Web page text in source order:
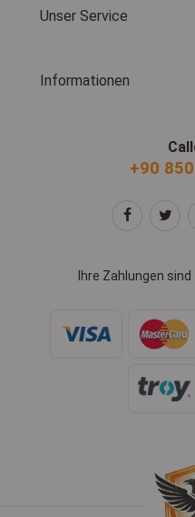
Unser Service
Informationen
+90
Ihre Zahlungen